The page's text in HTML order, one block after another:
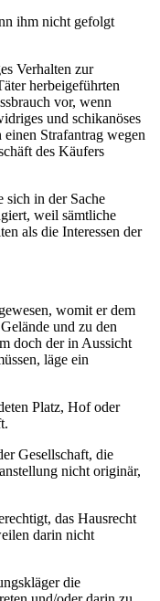
ihm nicht gefolgt
Verhalten zur
herbeigeführten
vor, wenn
und schikanöses
Strafantrag wegen
des Käufers
sich in der Sache
weil sämtliche
als die Interessen der
womit er dem
und zu den
doch der in Aussicht
läge ein
Platz, Hof oder
Gesellschaft, die
nicht originär,
das Hausrecht
darin nicht
die